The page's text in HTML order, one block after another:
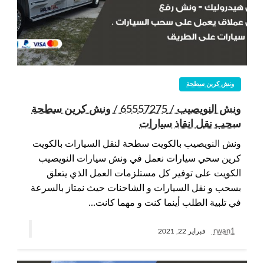
ونش كرين سطحة
ونش النويصيب / 65557275 / ونش كرين سطحة
سحب نقل انقاذ سيارات
ونش النويصيب بالكويت سطحة لنقل السيارات بالكويت
كرين سحي سيارات نعمل في ونش سيارات النويصيب
الكويت على توفير كل مستلزمات العمل الذي يتعلق
بسحب و نقل السيارات و الشاحنات حيث نمتاز بالسرعة
في تلبية الطلب أينما كنت و مهما كانت…
rwan1 فبراير 22, 2021